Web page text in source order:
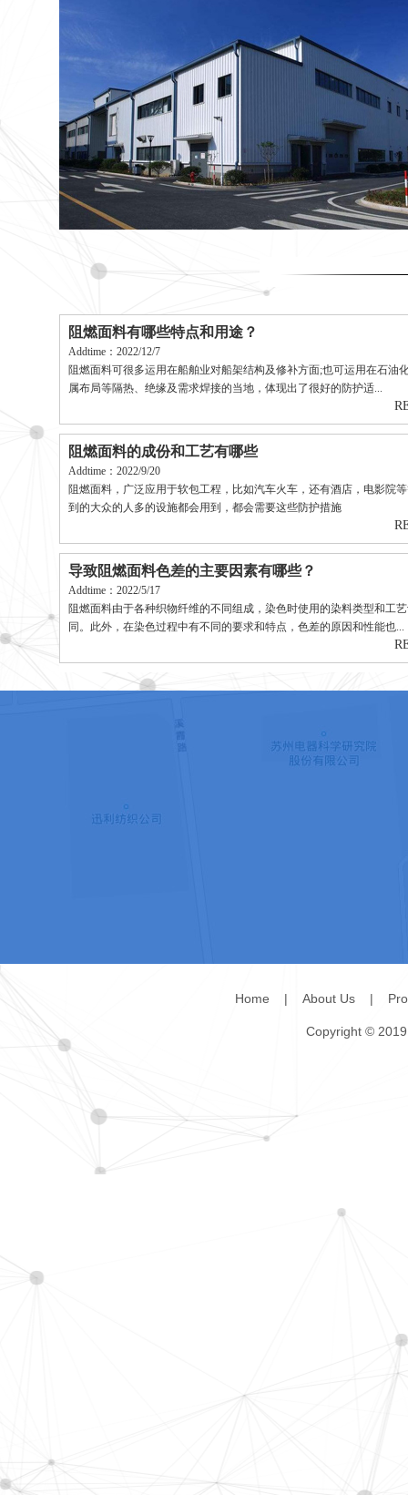
阻燃面料有哪些特点和用途？
Addtime：2022/12/7
阻燃面料可很多运用在船舶业对船架结构及修补方面;也可运用在石油
属布局等隔热、绝缘及需求焊接的当地，体现出了很好的防护适...
阻燃面料的成份和工艺有哪些
Addtime：2022/9/20
阻燃面料，广泛应用于软包工程，比如汽车火车，还有酒店，电影院
到的大众的人多的设施都会用到，都会需要这些防护措施
导致阻燃面料色差的主要因素有哪些？
Addtime：2022/5/17
阻燃面料由于各种织物纤维的不同组成，染色时使用的染料类型和工
同。此外，在染色过程中有不同的要求和特点，色差的原因和性能也...
Home | About Us |
Copyright ©